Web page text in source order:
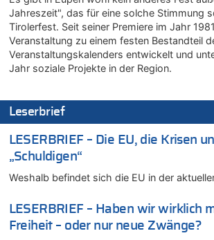
Politischer Eklat bei der Gedenkfeier in
„Schwerwiegende und beschämende
09.08.2026 - 18:54 von Pierre zu
Politischer Eklat bei der Gedenkfeier in
„Schwerwiegende und beschämende
Zurück an den Rhein: Hendrich wechselt
09.08.2026 - 18:12 von Dax zu
Politischer Eklat bei der Gedenkfeier in
„Schwerwiegende und beschämende
09.08.2026 - 17:58 von Wolfgang2 zu
Kollision zwischen Autofahrer und
09.08.2026 - 17:22 von Hugo Egon
Politischer Eklat bei der Gedenkfeier in
„Schwerwiegende und beschämende
Jahreszeit", das für eine solche Stimmung
Tirolerfest. Seit seiner Premiere im Jahr
Veranstaltung zu einem festen Bestandteil
Veranstaltungskalenders entwickelt und
Jahr soziale Projekte in der Region.
Leserbrief
LESERBRIEF – Die EU, die Krisen
„Schuldigen“
Weshalb befindet sich die EU in der
LESERBRIEF – Haben wir wirklich
Freiheit – oder nur neue Zwänge?